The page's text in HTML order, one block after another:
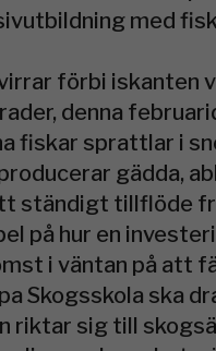
med
förbi iskanten
denna
sprattlar i
gädda,
ständigt tillflöde
på hur en
i väntan på att
Skogsskola ska
riktar sig till